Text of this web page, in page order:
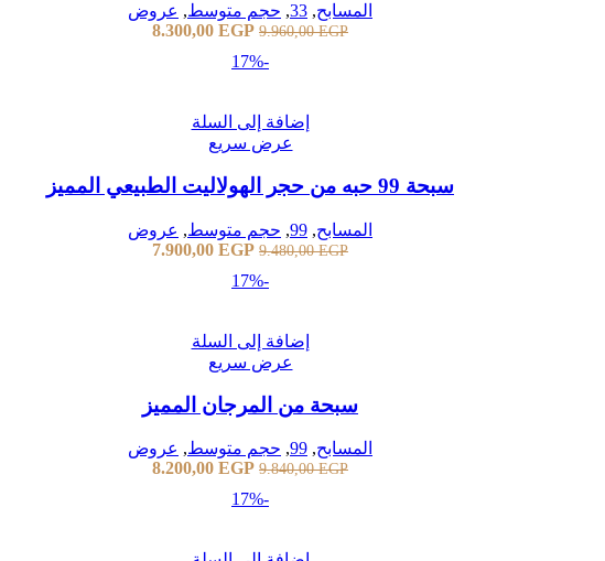
المسابح,
33
, حجم متوسط, عروض
9.960,00EGP
8.300,00 EGP
-17%
إضافة إلى السلة
عرض سريع
سبحة 99 حبه من حجر الهولاليت الطبيعي المميز
المسابح,
99
, حجم متوسط, عروض
9.480,00EGP
7.900,00 EGP
-17%
إضافة إلى السلة
عرض سريع
سبحة من المرجان المميز
المسابح,
99
, حجم متوسط, عروض
9.840,00EGP
8.200,00 EGP
-17%